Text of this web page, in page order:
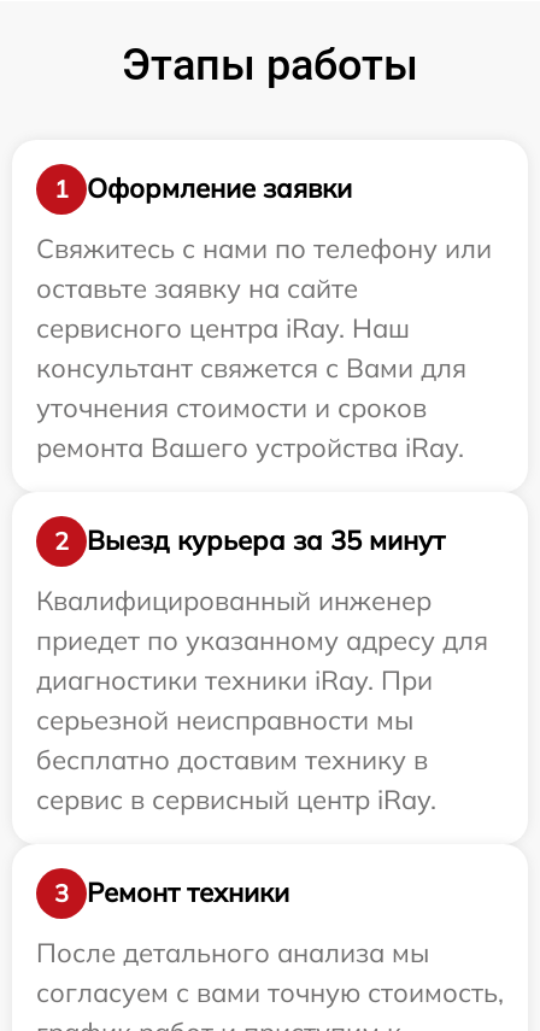
Этапы работы
1
Оформление заявки
Свяжитесь с нами по телефону или
оставьте заявку на сайте
сервисного центра iRay. Наш
консультант свяжется с Вами для
уточнения стоимости и сроков
ремонта Вашего устройства iRay.
2
Выезд курьера за 35 минут
Квалифицированный инженер
приедет по указанному адресу для
диагностики техники iRay. При
серьезной неисправности мы
бесплатно доставим технику в
сервис в сервисный центр iRay.
3
Ремонт техники
После детального анализа мы
согласуем с вами точную стоимость,